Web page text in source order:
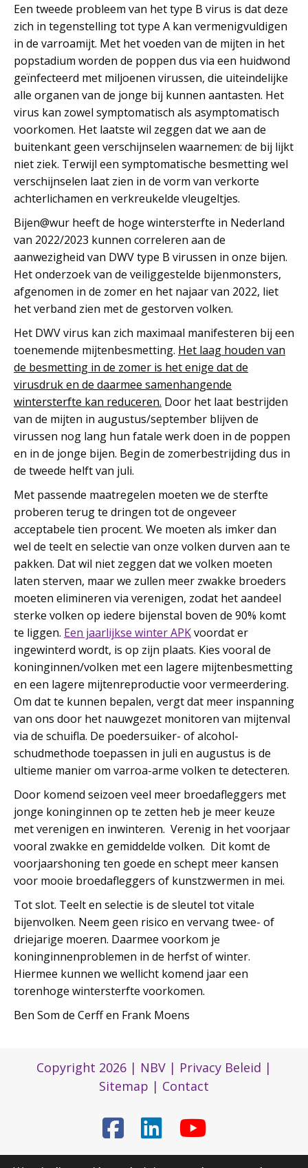
Een tweede probleem van het type B virus is dat deze
zich in tegenstelling tot type A kan vermenigvuldigen
in de varroamijt. Met het voeden van de mijten in het
popstadium worden de poppen dus via een huidwond
geïnfecteerd met miljoenen virussen, die uiteindelijke
alle organen van de jonge bij kunnen aantasten. Het
virus kan zowel symptomatisch als asymptomatisch
voorkomen. Het laatste wil zeggen dat we aan de
buitenkant geen verschijnselen waarnemen: de bij lijkt
niet ziek. Terwijl een symptomatische besmetting wel
verschijnselen laat zien in de vorm van verkorte
achterlichamen en verkreukelde vleugeltjes.
Bijen@wur heeft de hoge wintersterfte in Nederland
van 2022/2023 kunnen correleren aan de
aanwezigheid van DWV type B virussen in onze bijen.
Het onderzoek van de veiliggestelde bijenmonsters,
afgenomen in de zomer en het najaar van 2022, liet
het verband zien met de gestorven volken.
Het DWV virus kan zich maximaal manifesteren bij een
toenemende mijtenbesmetting. Het laag houden van
de besmetting in de zomer is het enige dat de
virusdruk en de daarmee samenhangende
wintersterfte kan reduceren. Door het laat bestrijden
van de mijten in augustus/september blijven de
virussen nog lang hun fatale werk doen in de poppen
en in de jonge bijen. Begin de zomerbestrijding dus in
de tweede helft van juli.
Met passende maatregelen moeten we de sterfte
proberen terug te dringen tot de ongeveer
acceptabele tien procent. We moeten als imker dan
wel de teelt en selectie van onze volken durven aan te
pakken. Dat wil niet zeggen dat we volken moeten
laten sterven, maar we zullen meer zwakke broeders
moeten elimineren via verenigen, zodat het aandeel
sterke volken op iedere bijenstal boven de 90% komt
te liggen. Een jaarlijkse winter APKvoordat er
ingewinterd wordt, is op zijn plaats. Kies vooral de
koninginnen/volken met een lagere mijtenbesmetting
en een lagere mijtenreproductie voor vermeerdering.
Om dat te kunnen bepalen, vergt dat meer inspanning
van ons door het nauwgezet monitoren van mijtenval
via de schuifla. De poedersuiker- of alcohol-
schudmethode toepassen in juli en augustus is de
ultieme manier om varroa-arme volken te detecteren.
Door komend seizoen veel meer broedafleggers met
jonge koninginnen op te zetten heb je meer keuze
met verenigen en inwinteren. Verenig in het voorjaar
vooral zwakke en gemiddelde volken. Dit komt de
voorjaarshoning ten goede en schept meer kansen
voor mooie broedafleggers of kunstzwermen in mei.
Tot slot. Teelt en selectie is de sleutel tot vitale
bijenvolken. Neem geen risico en vervang twee- of
driejarige moeren. Daarmee voorkom je
koninginnenproblemen in de herfst of winter.
Hiermee kunnen we wellicht komend jaar een
torenhoge wintersterfte voorkomen.
Ben Som de Cerff en Frank Moens
Copyright 2026 | NBV | Privacy Beleid |
Sitemap | Contact